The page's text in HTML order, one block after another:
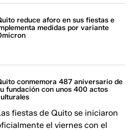
reduce aforo en sus fiestas e
medidas por variante
conmemora 487 aniversario de
fundación con unos 400 actos
fiestas de Quito se iniciaron
el viernes con el